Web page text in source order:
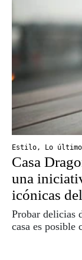
Estilo , Lo último
Casa
una
icónicas
Probar delicias
casa es posible